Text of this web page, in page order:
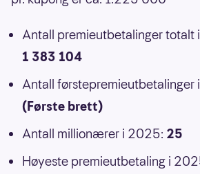
Antall premieutbetalinger totalt
1 383 104
Antall førstepremieutbetalinger
(Første brett)
Antall millionærer i 2025: 25
Høyeste premieutbetaling i